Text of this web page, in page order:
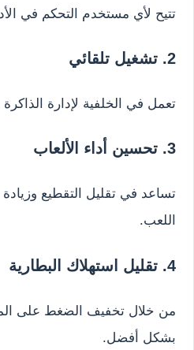
تتيح لأي مستخدم التحكم في
2. تشغيل تلقائي
تعمل في الخلفية لإدارة
3. تحسين أداء الألعاب
تساعد في تقليل التقطيع وزيادة
اللعب.
4. تقليل استهلاك البطارية
من خلال تخفيف الضغط على
بشكل أفضل.